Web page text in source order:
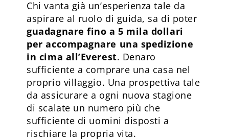
Chi vanta già un’esperienza tale da
aspirare al ruolo di guida, sa di poter
guadagnare fino a 5 mila dollari
per accompagnare una spedizione
in cima all’Everest. Denaro
sufficiente a comprare una casa nel
proprio villaggio. Una prospettiva tale
da assicurare a ogni nuova stagione
di scalate un numero più che
sufficiente di uomini disposti a
rischiare la propria vita.